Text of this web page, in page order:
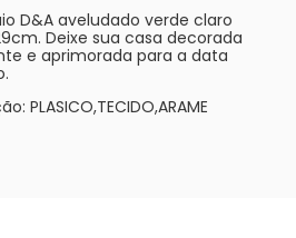
D&A aveludado verde claro
Deixe sua casa decorada
e aprimorada para a data
PLASICO,TECIDO,ARAME